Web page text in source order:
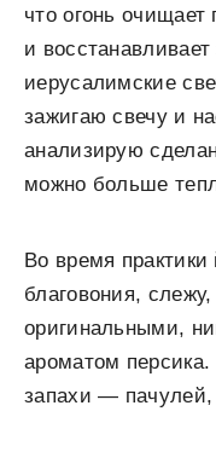
что огонь очищает
и
иерусалимские
зажигаю свечу и
анализирую
можно больше
Во время
благовония,
оригинальными,
ароматом
запахи — пачулей,